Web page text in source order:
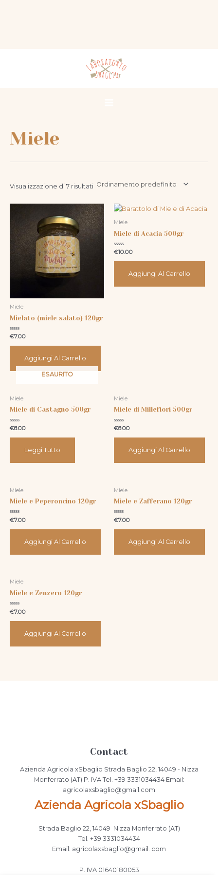
Main
Menu
Miele
Visualizzazione di 7 risultati
Miele
Mielato (miele salato) 120gr
Valutato
su
€7.00
Aggiungi Al Carrello
Miele
Miele di Acacia 500gr
Valutato
su
€10.00
Aggiungi Al Carrello
ESAURITO
Miele
Miele di Castagno 500gr
Valutato
0
su
€8.00
Leggi Tutto
Miele
Miele di Millefiori 500gr
Valutato
0
su
€8.00
Aggiungi Al Carrello
Miele
Miele e Peperoncino 120gr
Valutato
0
su
€7.00
Aggiungi Al Carrello
Miele
Miele e Zafferano 120gr
Valutato
0
su
€7.00
Aggiungi Al Carrello
Miele
Miele e Zenzero 120gr
Valutato
0
su
€7.00
Aggiungi Al Carrello
Contact
Azienda Agricola xSbaglio Strada Baglio 22, 14049 - Nizza
Monferrato (AT) P. IVA Tel. +39 3331034434 Email:
agricolaxsbaglio@gmail.com
Azienda Agricola xSbaglio
Strada Baglio 22, 14049 Nizza Monferrato (AT)
Tel. +39 3331034434
Email: agricolaxsbaglio@gmail. com
P. IVA 01640180053